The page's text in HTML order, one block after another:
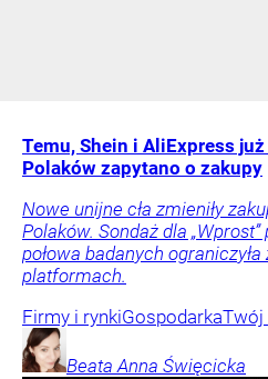
Temu, Shein i AliExpress
Polaków zapytano o zakupy
Nowe unijne cła zmieniły
Polaków. Sondaż dla
połowa badanych
platformach.
Firmy i rynkiGospodarkaTwój
Beata Anna Święcicka